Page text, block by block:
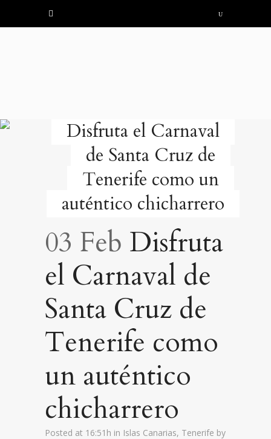
Disfruta el Carnaval
de Santa Cruz de
Tenerife como un
auténtico chicharrero
03 Feb Disfruta
el Carnaval de
Santa Cruz de
Tenerife como
un auténtico
chicharrero
Posted at 16:51h in Islas Canarias, Tenerife by